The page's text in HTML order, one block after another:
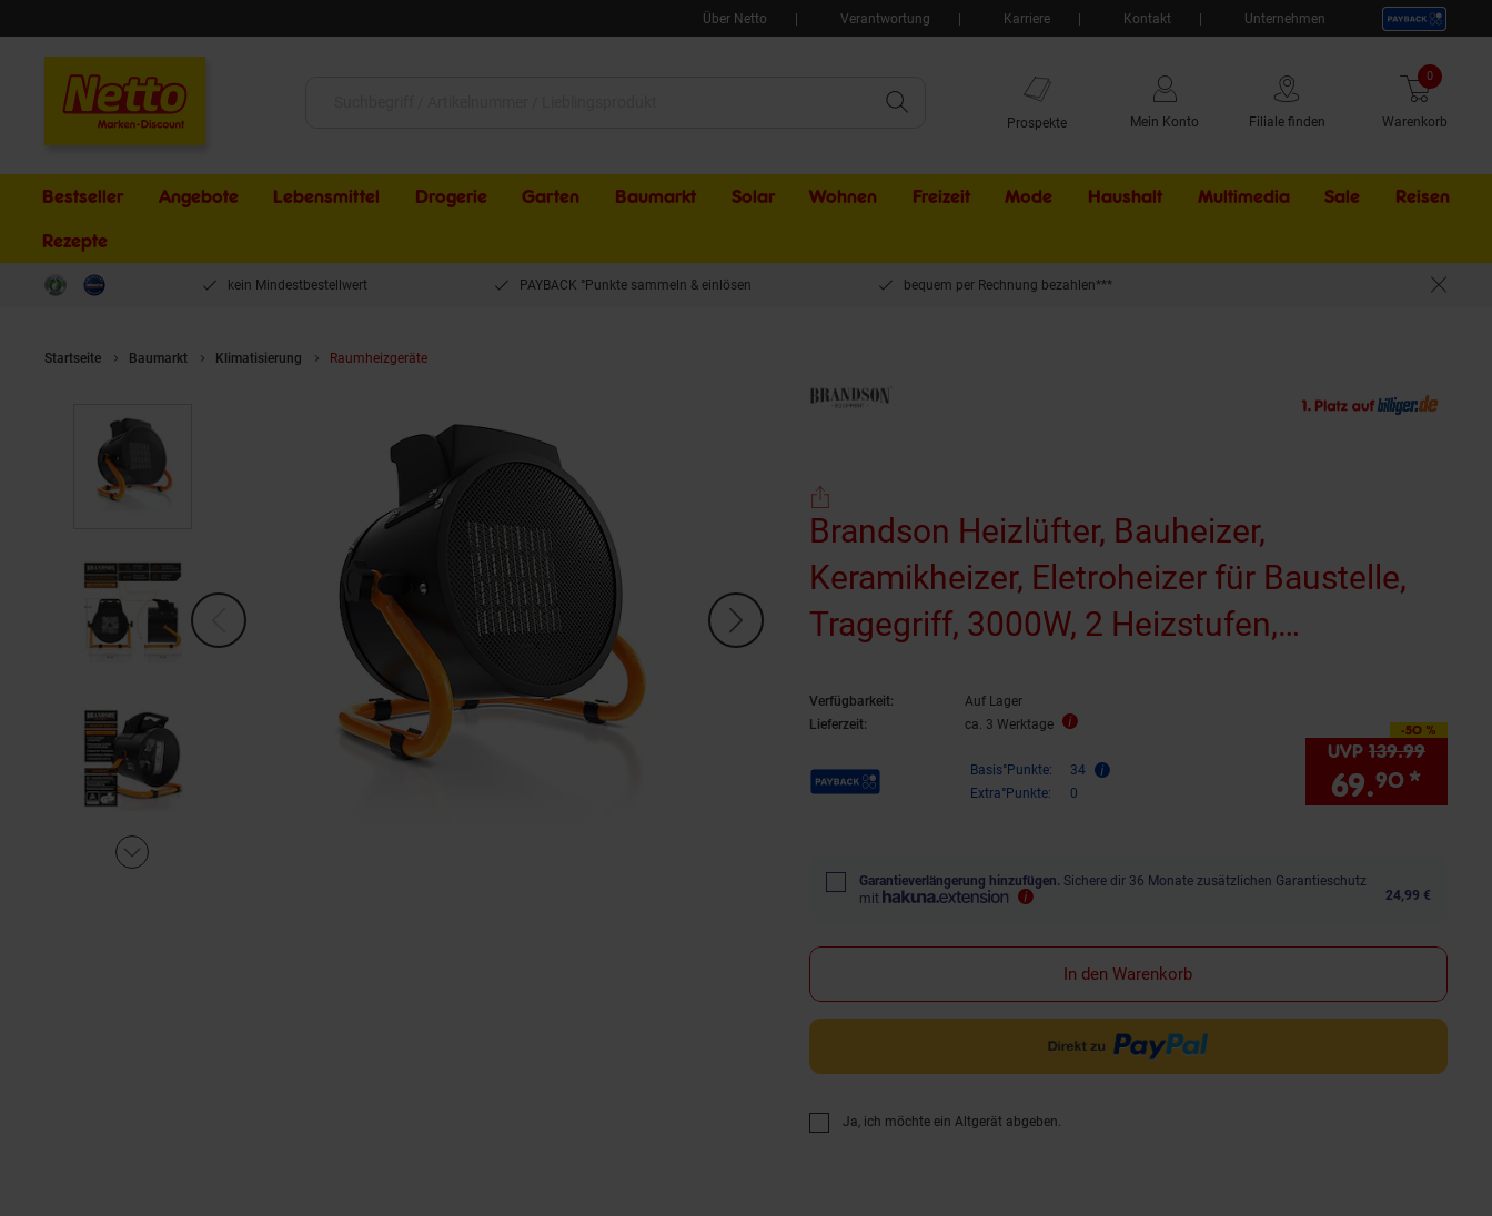
Über Netto Verantwortung Karriere Kontakt Unternehmen
Prospekte Mein Konto Filiale finden Warenkorb
0 Artikel
Bestseller Angebote Lebensmittel Drogerie Garten Baumarkt Solar Wohnen Freizeit Mode Haushalt Multimedia Sale Externer
Reisen
Rezepte
kein Mindestbestellwert PAYBACK °Punkte sammeln & einlösen bequem per Rechnung bezahlen***
Startseite Baumarkt Klimatisierung Raumheizgeräte
Brandson Heizlüfter, Bauheizer,
Keramikheizer, Eletroheizer für Baustelle,
Tragegriff, 3000W, 2 Heizstufen,
Verfügbarkeit:
Auf Lager
Lieferzeit:
ca. 3 Werktage
Payback Punkte Basis°Punkte:
34
Extra°Punkte:
0
-50 %
Sie Sparen 50 Prozent,
UVP 139.99
69.90 *
Garantieverlängerung hinzufügen. Sichere dir 36 Monate zusätzlichen Garantieschutz
mit
24,99 €
In den Warenkorb
Ja, ich möchte ein Altgerät abgeben.